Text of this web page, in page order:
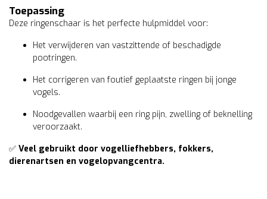
Toepassing
Deze ringenschaar is het perfecte hulpmiddel voor:
Het verwijderen van vastzittende of beschadigde
pootringen.
Het corrigeren van foutief geplaatste ringen bij jonge
vogels.
Noodgevallen waarbij een ring pijn, zwelling of beknelling
veroorzaakt.
✅ Veel gebruikt door vogelliefhebbers, fokkers,
dierenartsen en vogelopvangcentra.